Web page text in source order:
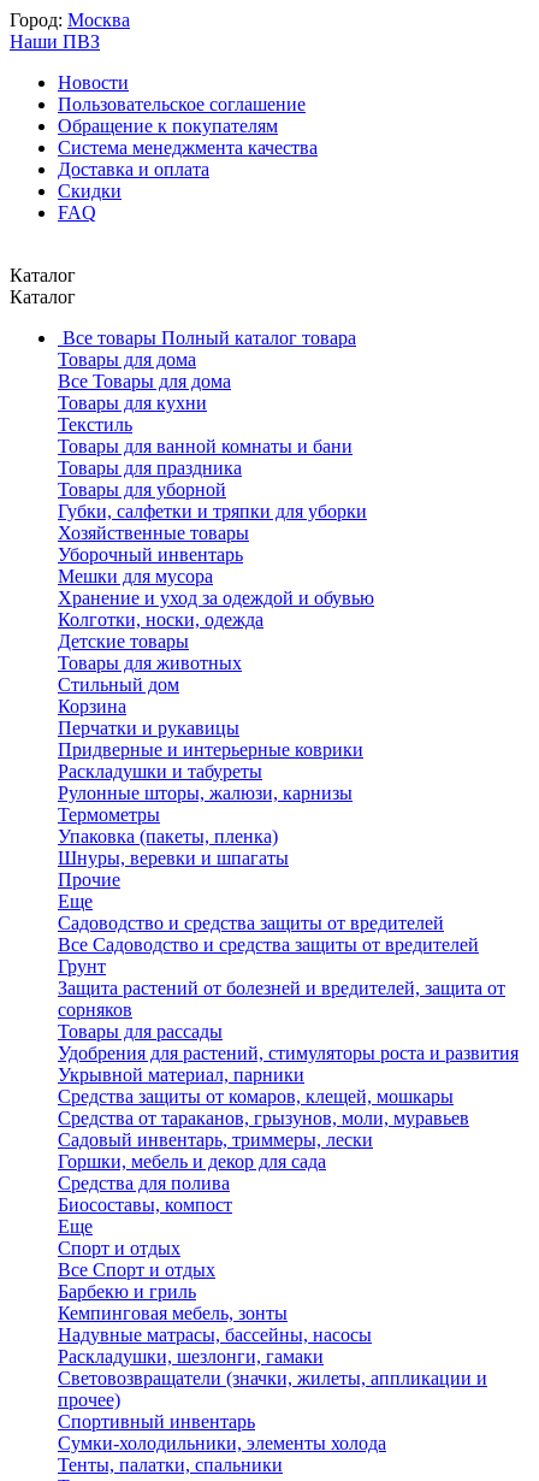
Город: Москва
Наши ПВЗ
Новости
Пользовательское соглашение
Обращение к покупателям
Система менеджмента качества
Доставка и оплата
Скидки
FAQ
Каталог
Каталог
Все товары Полный каталог товара
Товары для дома
Все Товары для дома
Товары для кухни
Текстиль
Товары для ванной комнаты и бани
Товары для праздника
Товары для уборной
Губки, салфетки и тряпки для уборки
Хозяйственные товары
Уборочный инвентарь
Мешки для мусора
Хранение и уход за одеждой и обувью
Колготки, носки, одежда
Детские товары
Товары для животных
Стильный дом
Корзина
Перчатки и рукавицы
Придверные и интерьерные коврики
Раскладушки и табуреты
Рулонные шторы, жалюзи, карнизы
Термометры
Упаковка (пакеты, пленка)
Шнуры, веревки и шпагаты
Прочие
Еще
Садоводство и средства защиты от вредителей
Все Садоводство и средства защиты от вредителей
Грунт
Защита растений от болезней и вредителей, защита от
сорняков
Товары для рассады
Удобрения для растений, стимуляторы роста и развития
Укрывной материал, парники
Средства защиты от комаров, клещей, мошкары
Средства от тараканов, грызунов, моли, муравьев
Садовый инвентарь, триммеры, лески
Горшки, мебель и декор для сада
Средства для полива
Биосоставы, компост
Еще
Спорт и отдых
Все Спорт и отдых
Барбекю и гриль
Кемпинговая мебель, зонты
Надувные матрасы, бассейны, насосы
Раскладушки, шезлонги, гамаки
Световозвращатели (значки, жилеты, аппликации и
прочее)
Спортивный инвентарь
Сумки-холодильники, элементы холода
Тенты, палатки, спальники